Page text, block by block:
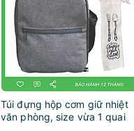
Túi đựng hộp cơm giữ nhiệt
văn phòng, size vừa 1 quai